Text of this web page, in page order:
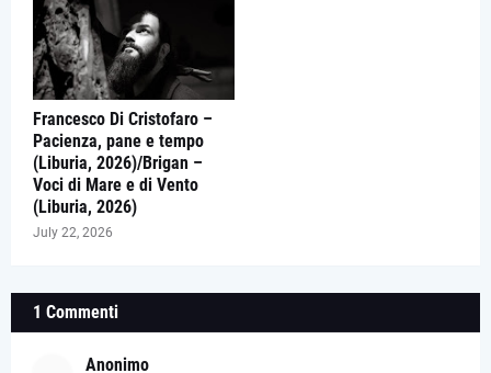
Francesco Di Cristofaro –
Pacienza, pane e tempo
(Liburia, 2026)/Brigan –
Voci di Mare e di Vento
(Liburia, 2026)
July 22, 2026
1 Commenti
Anonimo